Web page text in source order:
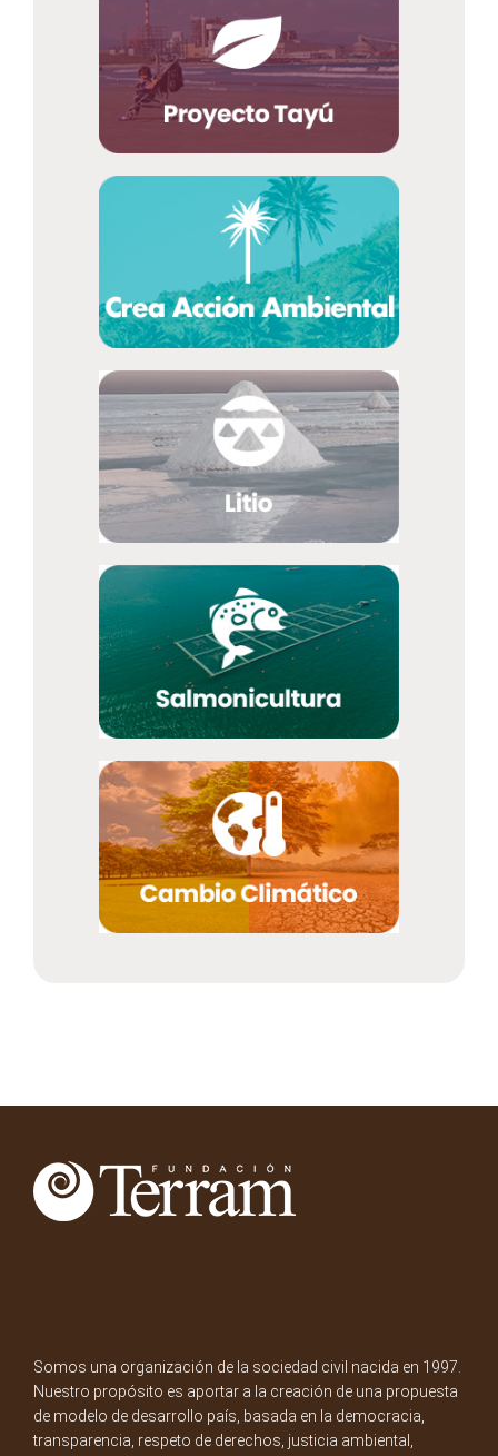
Somos una organización de la sociedad civil nacida en 1997.
Nuestro propósito es aportar a la creación de una propuesta
de modelo de desarrollo país, basada en la democracia,
transparencia, respeto de derechos, justicia ambiental,